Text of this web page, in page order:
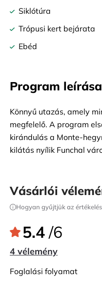
Siklótúra
Trópusi kert bejárata
Ebéd
Program leírása
Könnyű utazás, amely
megfelelő. A program
kirándulás a Monte-
kilátás nyílik Funchal
kert Madeira
festői hegyi út a sziget
vezet. Opcionálisan:
a Monte Hillről.
Vásárlói
Hogyan gyűjtjük az
5.4 /6
4 vélemény
foglalási folyamat